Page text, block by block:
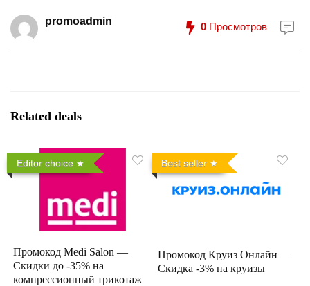
promoadmin 0 Просмотров
Related deals
Editor choice
Промокод Medi Salon —
Скидки до -35% на
компрессионный трикотаж
Best seller
Промокод Круиз Онлайн —
Скидка -3% на круизы